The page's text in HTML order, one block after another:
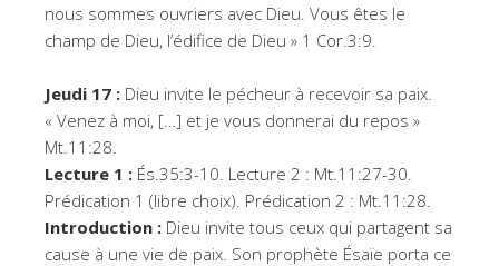
nous sommes ouvriers avec Dieu. Vous êtes le
champ de Dieu, l’édifice de Dieu » 1 Cor.3:9.
Jeudi 17 : Dieu invite le pécheur à recevoir sa paix.
« Venez à moi, […] et je vous donnerai du repos »
Mt.11:28.
Lecture 1 : És.35:3-10. Lecture 2 : Mt.11:27-30.
Prédication 1 (libre choix). Prédication 2 : Mt.11:28.
Introduction : Dieu invite tous ceux qui partagent sa
cause à une vie de paix. Son prophète Ésaïe porta ce